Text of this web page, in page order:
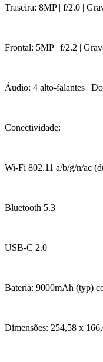
Traseira: 8MP | f/2.0 |
Frontal: 5MP | f/2.2 |
Áudio: 4 alto-falantes |
Conectividade:
Wi-Fi 802.11 a/b/g/n/ac
Bluetooth 5.3
USB-C 2.0
Bateria: 9000mAh (typ)
Dimensões: 254,58 x